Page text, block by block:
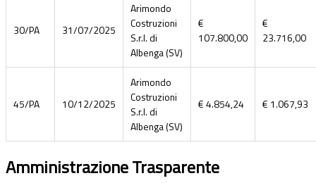
30/PA 31/07/2025
Arimondo
Costruzioni
S.r.l. di
Albenga (SV)
€
107.800,00
€
23.716,00
45/PA 10/12/2025
Arimondo
Costruzioni
S.r.l. di
Albenga (SV)
€ 4.854,24 € 1.067,93
Amministrazione Trasparente